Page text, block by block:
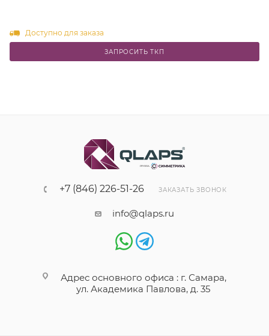
Доступно для заказа
ЗАПРОСИТЬ ТКП
+7 (846) 226-51-26 ЗАКАЗАТЬ ЗВОНОК
info@qlaps.ru
Адрес основного офиса : г. Самара,
ул. Академика Павлова, д. 35